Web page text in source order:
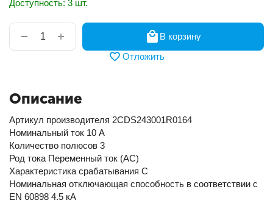
Доступность: 3 шт.
+
−
В корзину
Отложить
Описание
Артикул производителя 2CDS243001R0164
Номинальный ток 10 А
Количество полюсов 3
Род тока Переменный ток (AC)
Характеристика срабатывания C
Номинальная отключающая способность в соответствии с
EN 60898 4.5 кА